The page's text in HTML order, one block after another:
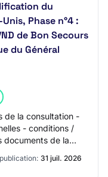
du
Phase n°4 :
de Bon Secours
du Général
de la consultation -
- conditions /
documents de la
31 juil. 2026